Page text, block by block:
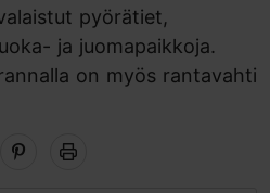
pyörätiet,
ja juomapaikkoja.
on myös rantavahti